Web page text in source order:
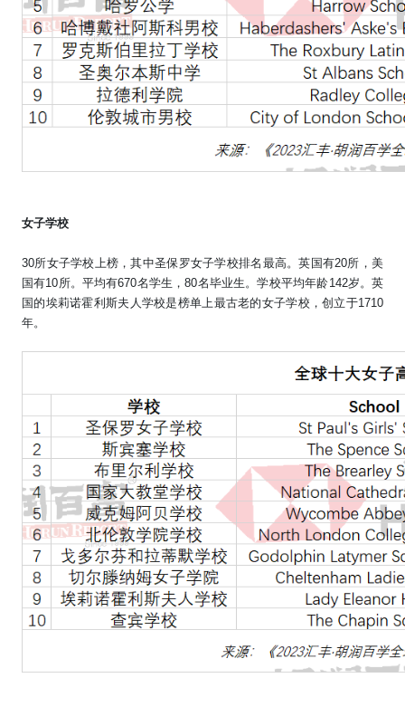
女子学校
30所女子学校上榜，其中圣保罗女子学校排名最高。英国有20所，美
国有10所。平均有670名学生，80名毕业生。学校平均年龄142岁。英
国的埃莉诺霍利斯夫人学校是榜单上最古老的女子学校，创立于1710
年。